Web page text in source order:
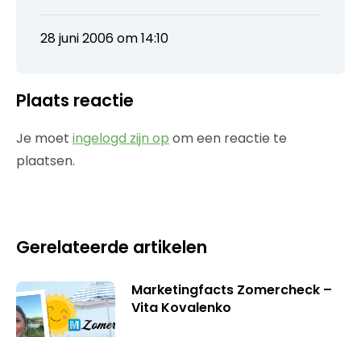
28 juni 2006 om 14:10
Plaats reactie
Je moet ingelogd zijn op om een reactie te
plaatsen.
Gerelateerde artikelen
Marketingfacts Zomercheck –
Vita Kovalenko